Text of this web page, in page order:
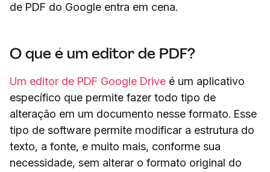
de PDF do Google entra em cena.
O que é um editor de PDF?
Um editor de PDF Google Drive é um aplicativo
específico que permite fazer todo tipo de
alteração em um documento nesse formato. Esse
tipo de software permite modificar a estrutura do
texto, a fonte, e muito mais, conforme sua
necessidade, sem alterar o formato original do